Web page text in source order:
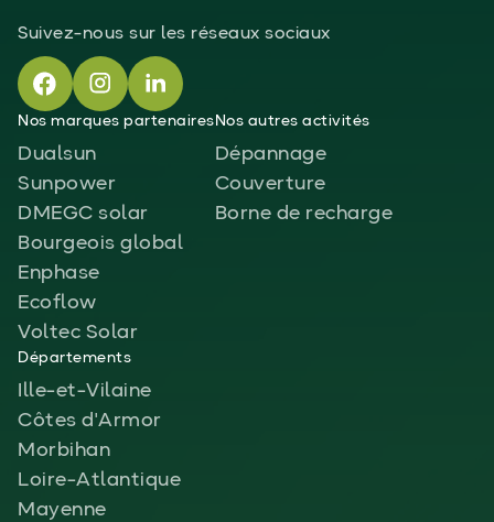
Suivez-nous sur les réseaux sociaux
Nos marques partenaires
Dualsun
Sunpower
DMEGC solar
Bourgeois global
Enphase
Ecoflow
Voltec Solar
Nos autres activités
Dépannage
Couverture
Borne de recharge
Départements
Ille-et-Vilaine
Côtes d'Armor
Morbihan
Loire-Atlantique
Mayenne